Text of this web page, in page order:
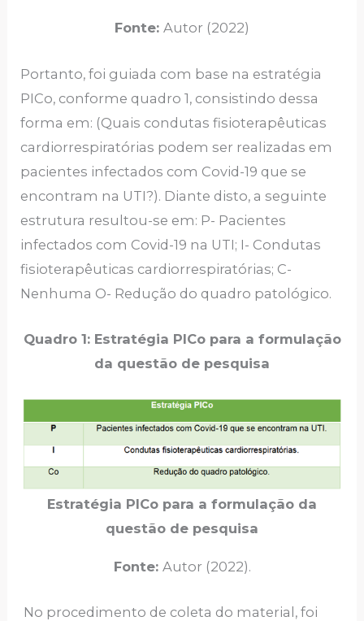
Fonte: Autor (2022)
Portanto, foi guiada com base na estratégia
PICo, conforme quadro 1, consistindo dessa
forma em: (Quais condutas fisioterapêuticas
cardiorrespiratórias podem ser realizadas em
pacientes infectados com Covid-19 que se
encontram na UTI?). Diante disto, a seguinte
estrutura resultou-se em: P- Pacientes
infectados com Covid-19 na UTI; I- Condutas
fisioterapêuticas cardiorrespiratórias; C-
Nenhuma O- Redução do quadro patológico.
Quadro 1: Estratégia PICo para a formulação
da questão de pesquisa
Estratégia PICo para a formulação da
questão de pesquisa
Fonte: Autor (2022).
No procedimento de coleta do material, foi